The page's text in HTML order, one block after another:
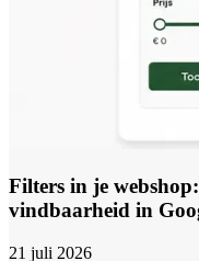
Filters in je
vindbaarheid in
21 juli 2026